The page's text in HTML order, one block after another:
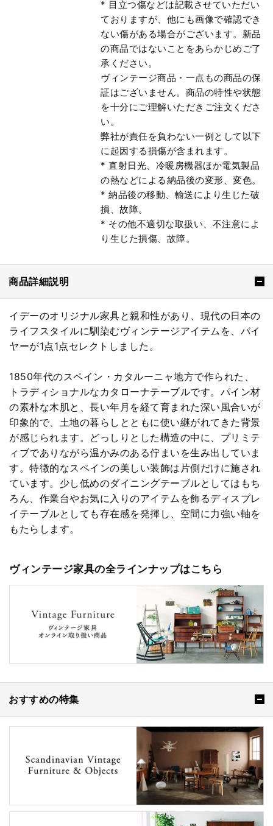
* 目立つ傷などは記載させていただい
ておりますが、他にも画像で確認でき
ない傷がある場合がございます。新品
の商品ではないことをあらかじめご了
承ください。
ヴィンテージ商品・一点もの商品の保
証はございません。商品の特性や状態
を十分にご理解いただきご注文くださ
い。
弊社が責任を負わない一例として以下
に起因する損傷が含まれます。
* 直射日光、冷暖房機器ほか電気製品
の熱などによる納品後の変形、変色。
* 納品後の移動、輸送により生じた破
損、故障。
* その他不適切な取扱い、不注意によ
り生じた損傷、故障。
商品詳細説明
イデーのオリジナル家具と親和性があり、現代の日本の
ライフスタイルに馴染むヴィンテージアイテムを、バイ
ヤーが1点1点セレクトしました。
1850年代のスペイン・カタルーニャ地方で作られた、
トラディショナルなカタローナテーブルです。パイン材
の素朴な木肌と、長い年月を経て育まれた深い風合いが
印象的で、土地の暮らしとともに使い継がれてきた背景
が感じられます。どっしりとした構造の中に、プリミテ
ィブでありながら温かみのある佇まいを生み出していま
す。特徴的なスペインの美しい装飾は片側だけに施され
ています。少し低めのダイニングテーブルとしてはもち
ろん、作業台やお気に入りのアイテムを飾るディスプレ
イテーブルとしても存在感を発揮し、空間に力強い軸を
もたらします。
ヴィンテージ家具の全ラインナップはこちら
おすすめの特集